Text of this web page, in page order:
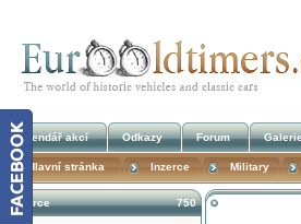
750
Inzerce
Kalendář akcí Odkazy Forum
Hlavní stránka Inzerce Military